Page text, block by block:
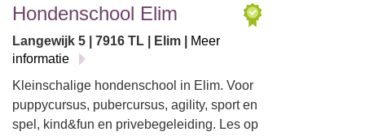
Hondenschool Elim
Langewijk 5 | 7916 TL | Elim |
Meer
informatie
Kleinschalige hondenschool in Elim. Voor
puppycursus, pubercursus, agility, sport en
spel, kind&fun en privebegeleiding. Les op